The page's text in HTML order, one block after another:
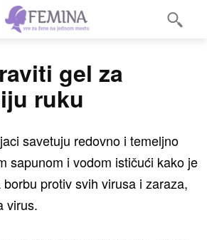
gel za
ruku
savetuju redovno i temeljno
sapunom i vodom ističući kako je
protiv svih virusa i zaraza,
virus.